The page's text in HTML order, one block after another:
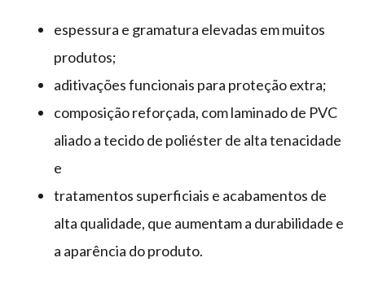
espessura e gramatura elevadas em muitos
produtos;
aditivações funcionais para proteção extra;
composição reforçada, com laminado de PVC
aliado a tecido de poliéster de alta tenacidade
e
tratamentos superficiais e acabamentos de
alta qualidade, que aumentam a durabilidade e
a aparência do produto.